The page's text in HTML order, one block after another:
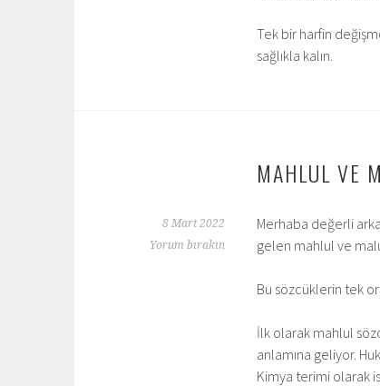
Tek bir harfin
sağlıkla kalın.
MAHLUL VE
8 Mart 2022
Yorum bırakın
Merhaba değerli
gelen mahlul ve
Bu sözcüklerin tek
İlk olarak mahlul
anlamına geliyor.
Kimya terimi olarak